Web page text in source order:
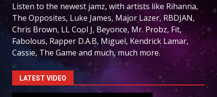
Listen to the newest jamz, with artists like Rihanna,
The Opposites, Luke James, Major Lazer, RBDJAN,
Chris Brown, LL Cool J, Beyonce, Mr. Probz, Fit,
Fabolous, Rapper D.A.B, Miguel, Kendrick Lamar,
Cassie, The Game and much, much more.
LATEST VIDEO